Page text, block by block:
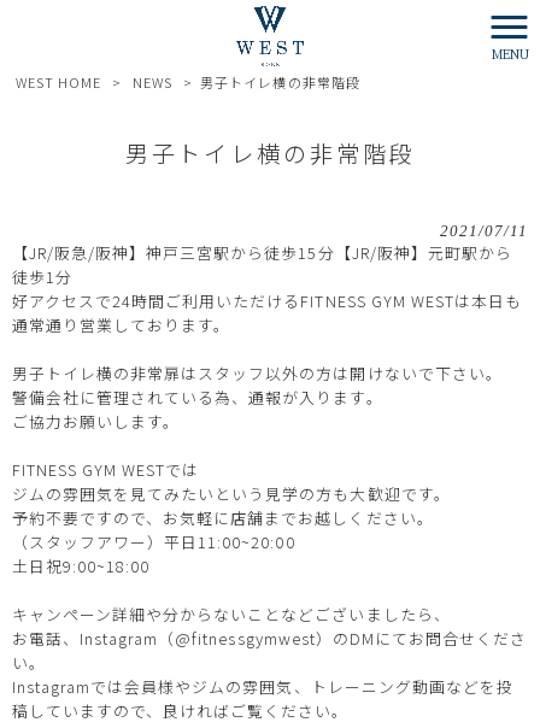
MENU
WEST HOME > NEWS > 男子トイレ横の非常階段
男子トイレ横の非常階段
2021/07/11
【JR/阪急/阪神】神戸三宮駅から徒歩15分【JR/阪神】元町駅から
徒歩1分
好アクセスで24時間ご利用いただけるFITNESS GYM WESTは本日も
通常通り営業しております。
男子トイレ横の非常扉はスタッフ以外の方は開けないで下さい。
警備会社に管理されている為、通報が入ります。
ご協力お願いします。
FITNESS GYM WESTでは
ジムの雰囲気を見てみたいという見学の方も大歓迎です。
予約不要ですので、お気軽に店舗までお越しください。
（スタッフアワー）平日11:00~20:00
土日祝9:00~18:00
キャンペーン詳細や分からないことなどございましたら、
お電話、Instagram（@fitnessgymwest）のDMにてお問合せくださ
い。
Instagramでは会員様やジムの雰囲気、トレーニング動画などを投
稿していますので、良ければご覧ください。